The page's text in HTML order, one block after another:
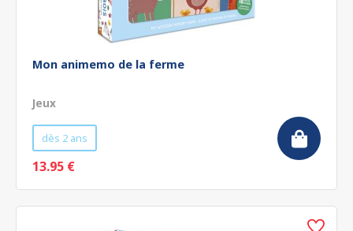
Mon animemo de la ferme
Jeux
dès 2 ans
13.95 €